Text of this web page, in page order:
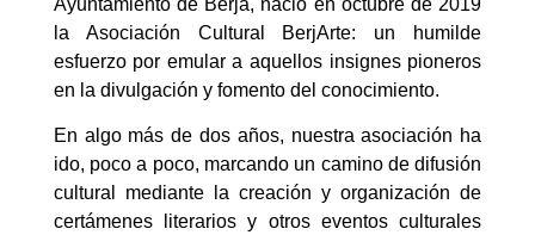
la Asociación Cultural BerjArte: un humilde
esfuerzo por emular a aquellos insignes pioneros
en la divulgación y fomento del conocimiento.
En algo más de dos años, nuestra asociación ha
ido, poco a poco, marcando un camino de difusión
cultural mediante la creación y organización de
certámenes literarios y otros eventos culturales